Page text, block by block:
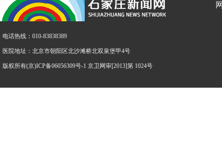
电话热线：010-83838389
医院地址：北京市朝阳区北沙滩桥北双泉堡甲4号
版权所有(京)ICP备06056309号-1 京卫网审[2013]第 1024号